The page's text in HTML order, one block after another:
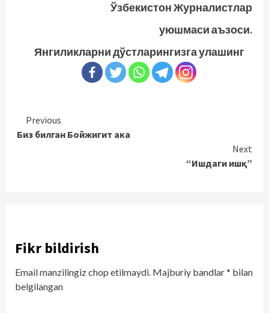
Ўзбекистон Журналистлар
уюшмаси аъзоси.
Янгиликларни дўстларингизга улашинг
Continue
Reading
Previous
Биз билган Бойжигит ака
Next
“Ишдаги ишқ”
Fikr bildirish
Email manzilingiz chop etilmaydi. Majburiy bandlar* bilan
belgilangan